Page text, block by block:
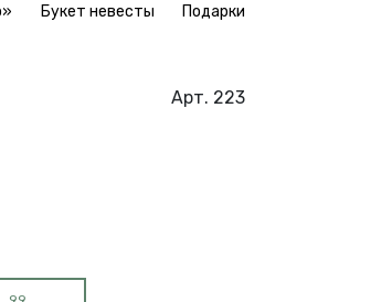
Букет невесты Подарки
Арт. 223